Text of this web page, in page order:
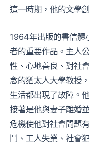
這一時期，他的文學
1964年出版的書信體
者的重要作品。主人
性、心地善良、對社
念的猶太人大學教授
生活都出現了故障。
接著是他與妻子離婚
危機使他對社會問題
鬥、工人失業、社會